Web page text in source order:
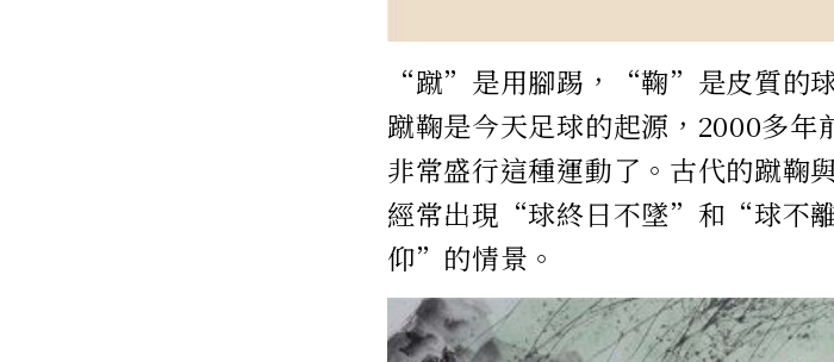
“蹴”是用腳踢，“鞠”是皮質的
蹴鞠是今天足球的起源，2000多
非常盛行這種運動了。古代的蹴鞠
經常出現“球終日不墜”和“球不
仰”的情景。